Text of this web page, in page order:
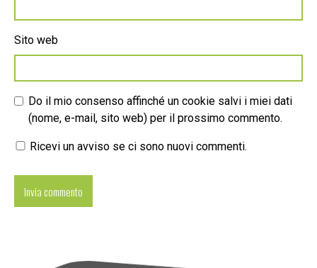
Sito web
Do il mio consenso affinché un cookie salvi i miei dati
(nome, e-mail, sito web) per il prossimo commento.
Ricevi un avviso se ci sono nuovi commenti.